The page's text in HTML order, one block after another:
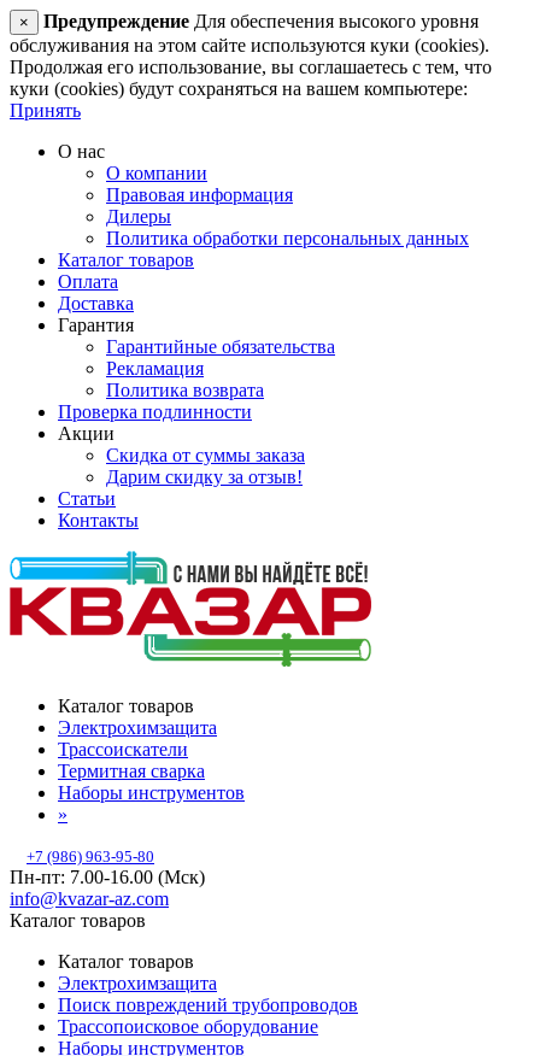
× Предупреждение Для обеспечения высокого уровня
обслуживания на этом сайте используются куки (cookies).
Продолжая его использование, вы соглашаетесь с тем, что
куки (cookies) будут сохраняться на вашем компьютере:
Принять
О нас
О компании
Правовая информация
Дилеры
Политика обработки персональных данных
Каталог товаров
Оплата
Доставка
Гарантия
Гарантийные обязательства
Рекламация
Политика возврата
Проверка подлинности
Акции
Скидка от суммы заказа
Дарим скидку за отзыв!
Статьи
Контакты
Каталог товаров
Электрохимзащита
Трассоискатели
Термитная сварка
Наборы инструментов
»
+7 (986) 963-95-80
Пн-пт: 7.00-16.00 (Мск)
info@kvazar-az.com
Каталог товаров
Каталог товаров
Электрохимзащита
Поиск повреждений трубопроводов
Трассопоисковое оборудование
Наборы инструментов